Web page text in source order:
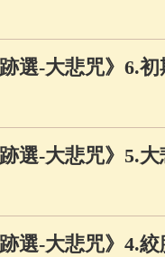
選-大悲咒》6.
選-大悲咒》5.
選-大悲咒》4.